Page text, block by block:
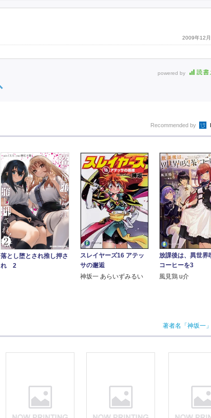
2009年12
powered by
Recommended by
落とし堕とされ推し押さ
れ 2
スレイヤーズ16 アテッ
サの邂逅
神坂一 あらいずみるい
放課後は、異世界
コーヒーを3
風見鶏 u介
著者名「神坂一